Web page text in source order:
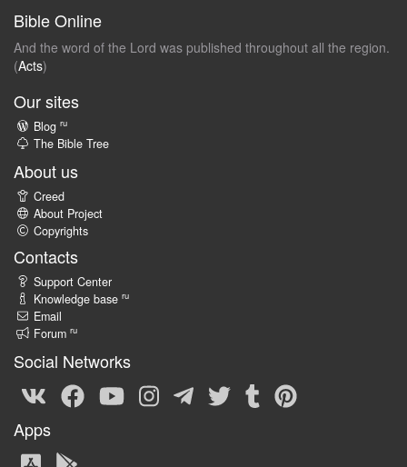
Bible Online
And the word of the Lord was published throughout all the region.
(Acts)
Our sites
Blog ru
The Bible Tree
About us
Creed
About Project
Copyrights
Contacts
Support Center
Knowledge base ru
Email
Forum ru
Social Networks
Apps